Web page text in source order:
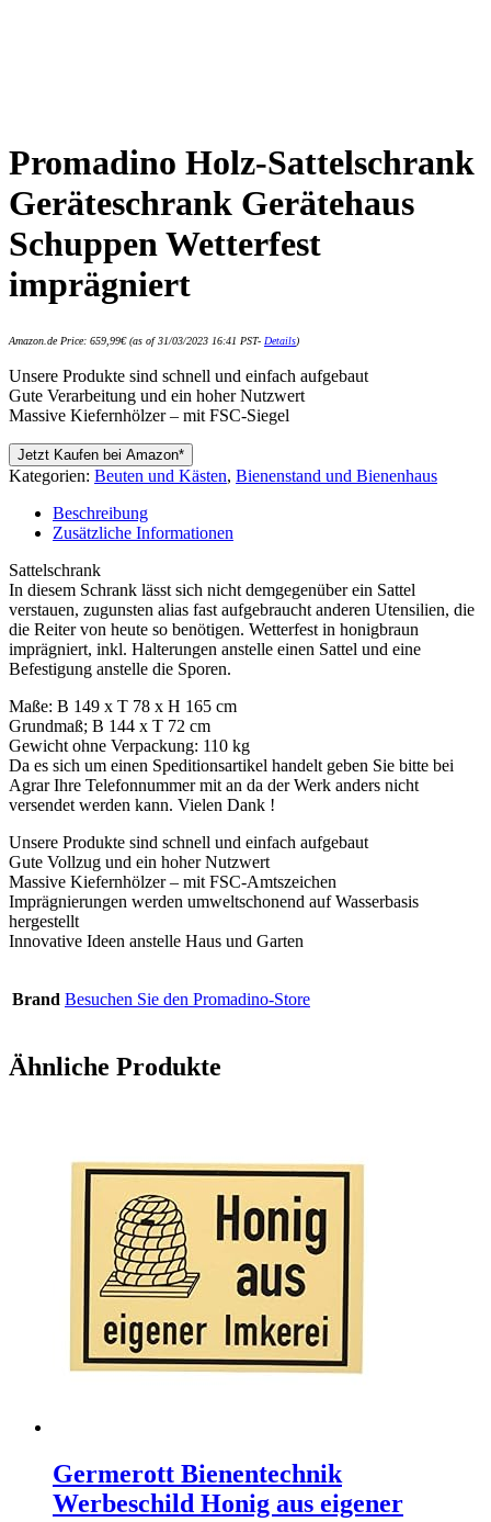
Promadino Holz-Sattelschrank
Geräteschrank Gerätehaus
Schuppen Wetterfest
imprägniert
Amazon.de Price: 659,99€(as of 31/03/2023 16:41 PST- Details)
Unsere Produkte sind schnell und einfach aufgebaut
Gute Verarbeitung und ein hoher Nutzwert
Massive Kiefernhölzer – mit FSC-Siegel
Jetzt Kaufen bei Amazon*
Kategorien: Beuten und Kästen, Bienenstand und Bienenhaus
Beschreibung
Zusätzliche Informationen
Sattelschrank
In diesem Schrank lässt sich nicht demgegenüber ein Sattel
verstauen, zugunsten alias fast aufgebraucht anderen Utensilien, die
die Reiter von heute so benötigen. Wetterfest in honigbraun
imprägniert, inkl. Halterungen anstelle einen Sattel und eine
Befestigung anstelle die Sporen.
Maße: B 149 x T 78 x H 165 cm
Grundmaß; B 144 x T 72 cm
Gewicht ohne Verpackung: 110 kg
Da es sich um einen Speditionsartikel handelt geben Sie bitte bei
Agrar Ihre Telefonnummer mit an da der Werk anders nicht
versendet werden kann. Vielen Dank !
Unsere Produkte sind schnell und einfach aufgebaut
Gute Vollzug und ein hoher Nutzwert
Massive Kiefernhölzer – mit FSC-Amtszeichen
Imprägnierungen werden umweltschonend auf Wasserbasis
hergestellt
Innovative Ideen anstelle Haus und Garten
Brand Besuchen Sie den Promadino-Store
Ähnliche Produkte
Germerott Bienentechnik
Werbeschild Honig aus eigener